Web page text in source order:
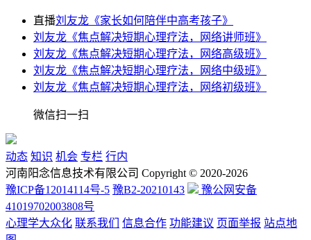
直播刘友龙《家长如何陪伴中高考孩子》
刘友龙《焦点解决短期心理疗法，网络讲师班》
刘友龙《焦点解决短期心理疗法，网络高级班》
刘友龙《焦点解决短期心理疗法，网络中级班》
刘友龙《焦点解决短期心理疗法，网络初级班》
微信扫一扫
动态 知识 机会 专栏 行内
河南阳念信息技术有限公司 Copyright © 2020-2026
豫ICP备12014114号-5 豫B2-20210143
豫公网安备
41019702003808号
心理学大众化 联系我们 信息合作 功能建议 页面举报 站点地